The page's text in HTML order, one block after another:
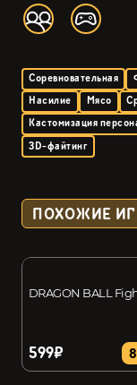
Соревновательная
Насилие
Мясо
Кастомизация
3D-файтинг
ПОХОЖИЕ
DRAGON BALL
599₽